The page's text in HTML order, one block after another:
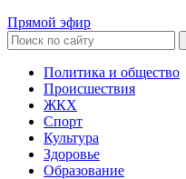
Прямой эфир
Политика и общество
Происшествия
ЖКХ
Спорт
Культура
Здоровье
Образование